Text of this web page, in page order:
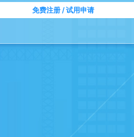
免费注册 / 试用申请